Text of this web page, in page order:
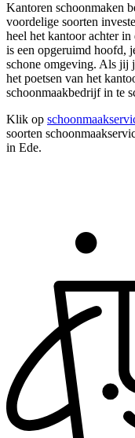
Kantoren schoonmaken
voordelige soorten
heel het kantoor achter
is een opgeruimd hoofd,
schone omgeving. Als jij
het poetsen van het
schoonmaakbedrijf in te
Klik op
soorten
in Ede.